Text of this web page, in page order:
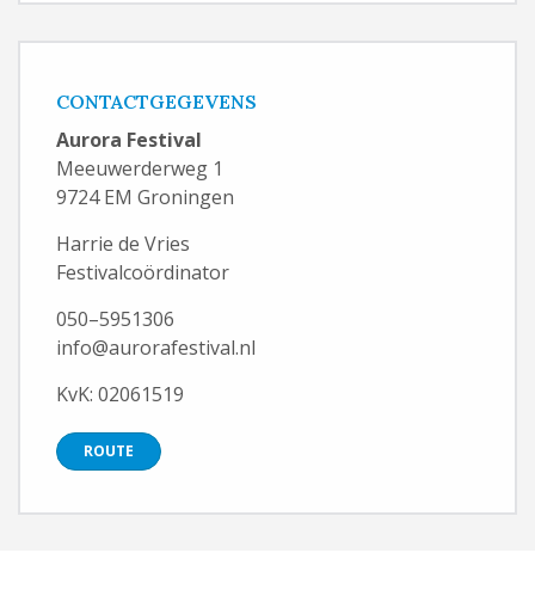
CONTACTGEGEVENS
Aurora Festival
Meeuwerderweg 1
9724 EM Groningen
Harrie de Vries
Festivalcoördinator
050–5951306
info@aurorafestival.nl
KvK: 02061519
ROUTE